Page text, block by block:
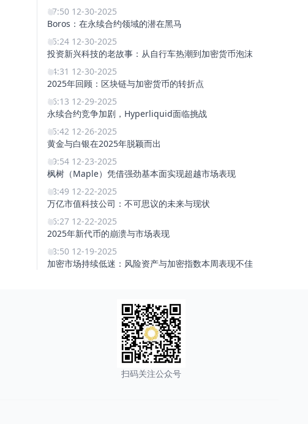
17:50 12-30-2025
Boros：在永续合约领域的潜在黑马
15:24 12-30-2025
投资新兴科技的老故事：从自行车热潮到加密货币泡沫
14:31 12-30-2025
2025年回顾：区块链与加密货币的转折点
16:13 12-29-2025
永续合约竞争加剧，Hyperliquid面临挑战
15:42 12-26-2025
黄金与白银在2025年脱颖而出
19:54 12-23-2025
枫树（Maple）凭借强劲基本面实现超越市场表现
18:49 12-22-2025
万亿市值科技公司：不可思议的未来与现状
16:27 12-22-2025
2025年新代币的崩溃与市场表现
18:50 12-19-2025
加密市场持续低迷：风险资产与加密指数本周表现不佳
扫码关注公众号